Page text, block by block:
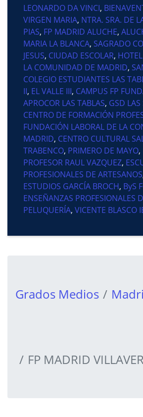
LEONARDO DA VINCI,
VIRGEN MARIA, NTRA. SRA. DE
PIAS, FP MADRID ALUCHE,
MARIA LA BLANCA, SAGRADO
JESUS, CIUDAD ESCOLAR,
LA COMUNIDAD DE MADRID,
COLEGIO ESTUDIANTES LAS
II, EL VALLE III, CAMPUS FP
APROCOR LAS TABLAS, GSD LAS
CENTRO DE FORMACIÓN
FUNDACIÓN LABORAL DE LA
MADRID, CENTRO CULTURAL
TRABENCO, PRIMERO DE MAYO,
PROFESOR RAUL VAZQUEZ,
PROFESIONALES DE ARTESANOS
ESTUDIOS GARCÍA BROCH, ByS
ENSEÑANZAS PROFESIONALES
PELUQUERÍA, VICENTE BLASCO
Grados Medios
FP MADRID